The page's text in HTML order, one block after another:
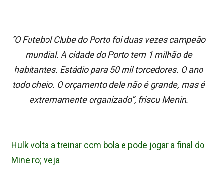
“O Futebol Clube do Porto foi duas vezes campeão
mundial. A cidade do Porto tem 1 milhão de
habitantes. Estádio para 50 mil torcedores. O ano
todo cheio. O orçamento dele não é grande, mas é
extremamente organizado”, frisou Menin.
Hulk volta a treinar com bola e pode jogar a final do
Mineiro; veja